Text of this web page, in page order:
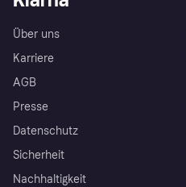
Über uns
Karriere
AGB
Presse
Datenschutz
Sicherheit
Nachhaltigkeit